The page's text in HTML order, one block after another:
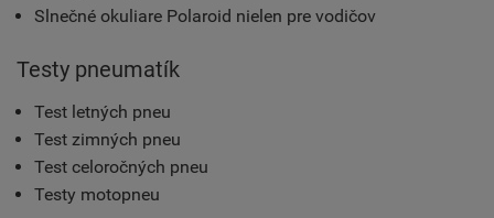
Slnečné okuliare Polaroid nielen pre vodičov
Testy pneumatík
Test letných pneu
Test zimných pneu
Test celoročných pneu
Testy motopneu